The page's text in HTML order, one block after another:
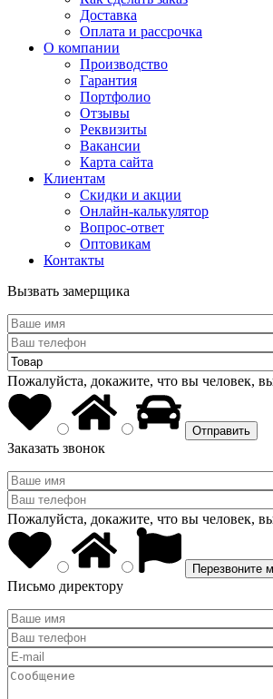
Доставка
Оплата и рассрочка
О компании
Производство
Гарантия
Портфолио
Отзывы
Реквизиты
Вакансии
Карта сайта
Клиентам
Скидки и акции
Онлайн-калькулятор
Вопрос-ответ
Оптовикам
Контакты
Вызвать замерщика
Пожалуйста, докажите, что вы человек,
Заказать звонок
Пожалуйста, докажите, что вы человек,
Письмо директору